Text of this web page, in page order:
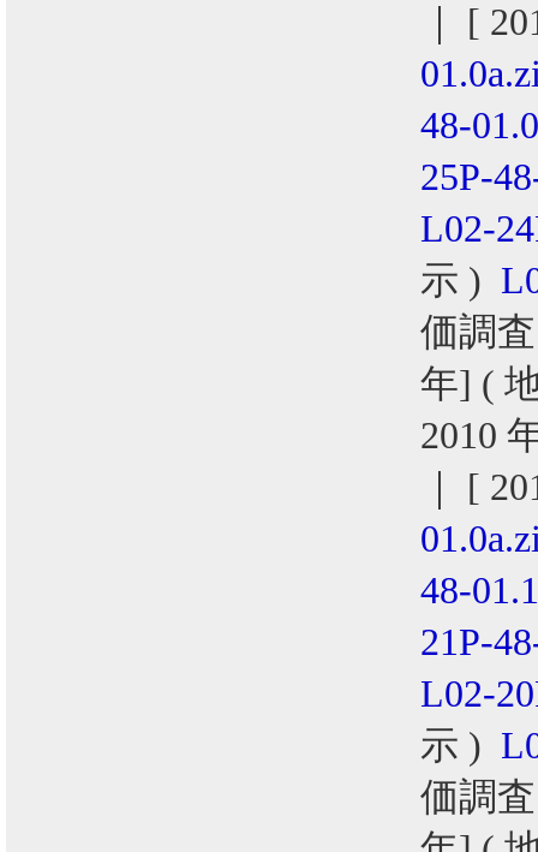
｜ [
48-
25P-
L02-
示 )
価調
年] (
2010
｜ [
48-
21P-
L02-
示 )
価調